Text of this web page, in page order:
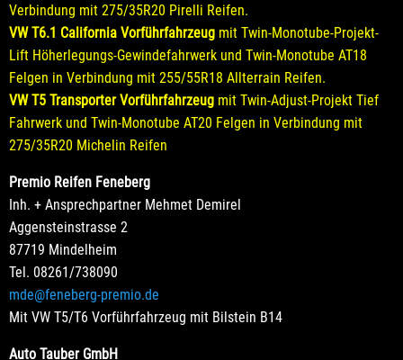
Verbindung mit 275/35R20 Pirelli Reifen.
VW T6.1 California Vorführfahrzeug mit Twin-Monotube-Projekt-
Lift Höherlegungs-Gewindefahrwerk und Twin-Monotube AT18
Felgen in Verbindung mit 255/55R18 Allterrain Reifen.
VW T5 Transporter Vorführfahrzeug mit Twin-Adjust-Projekt Tief
Fahrwerk und Twin-Monotube AT20 Felgen in Verbindung mit
275/35R20 Michelin Reifen
Premio Reifen Feneberg
Inh. + Ansprechpartner Mehmet Demirel
Aggensteinstrasse 2
87719 Mindelheim
Tel. 08261/738090
mde@feneberg-premio.de
Mit VW T5/T6 Vorführfahrzeug mit Bilstein B14
Auto Tauber GmbH